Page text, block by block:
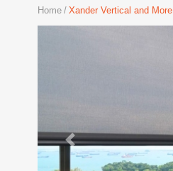
Home Xander Vertical and More
Previous